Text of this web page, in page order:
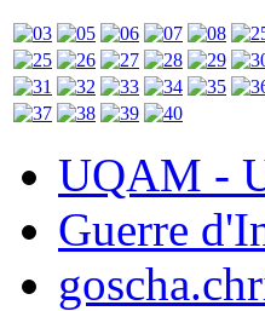
UQAM -
Guerre